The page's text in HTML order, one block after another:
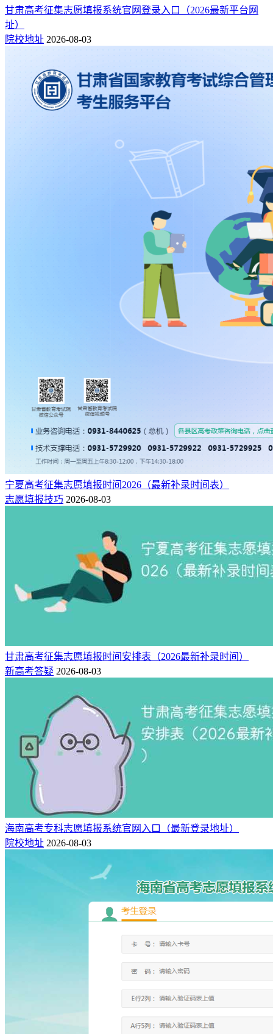
甘肃高考征集志愿填报系统官网登录入口（2026最新平台网
址）
院校地址 2026-08-03
宁夏高考征集志愿填报时间2026（最新补录时间表）
志愿填报技巧 2026-08-03
甘肃高考征集志愿填报时间安排表（2026最新补录时间）
新高考答疑 2026-08-03
海南高考专科志愿填报系统官网入口（最新登录地址）
院校地址 2026-08-03